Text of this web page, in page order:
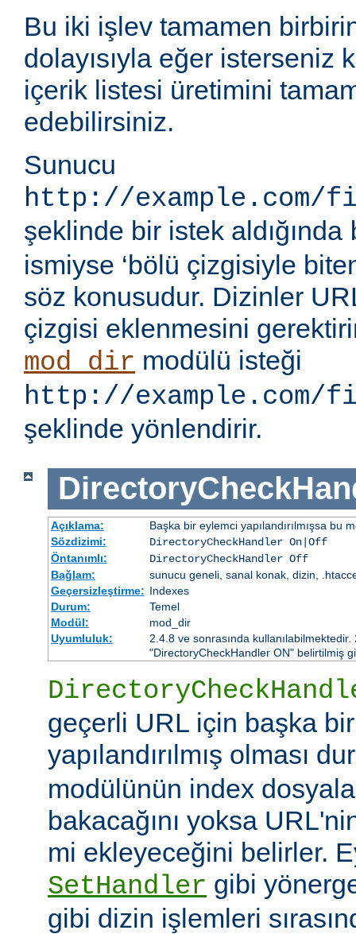
Bu iki işlev tamamen
dolayısıyla eğer isterseniz
içerik listesi üretimini
edebilirsiniz.
Sunucu
http://
şeklinde bir istek aldığında
ismiyse ‘bölü çizgisiyle
söz konusudur. Dizinler
çizgisi eklenmesini
mod_dir modülü isteği
http://
şeklinde yönlendirir.
Açıklama:
Başka bir eylemci yapılandırılmışsa bu
Sözdizimi:
DirectoryCheckHandler On|Off
Öntanımlı:
DirectoryCheckHandler Off
Bağlam:
sunucu geneli, sanal konak, dizin,
Geçersizleştirme: Indexes
Durum:
Temel
Modül:
mod_dir
Uyumluluk:
2.4.8 ve sonrasında
"DirectoryCheckHandler ON" belirtilmiş
geçerli URL için başka
yapılandırılmış olması
modülünün index
bakacağını yoksa
mi ekleyeceğini belirler.
SetHandler gibi
gibi dizin işlemleri